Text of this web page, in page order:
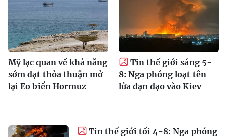
Mỹ lạc quan về khả năng
sớm đạt thỏa thuận mở
lại Eo biển Hormuz
Tin thế giới sáng 5-
8: Nga phóng loạt tên
lửa đạn đạo vào Kiev
Tin thế giới tối 4-8: Nga phóng